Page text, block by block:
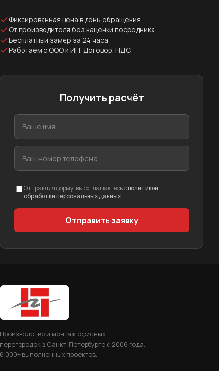
Фиксированная цена в день обращения
От производителя без наценки посредника
Бесплатный замер за 24 часа
Работаем с ООО и ИП. Договор. НДС.
Получить расчёт
Отправляя форму, вы соглашаетесь сполитикой
обработки персональных данных
Отправить заявку
Производство и монтаж офисных
перегородок в Санкт-Петербурге с 2006 года.
6 000+ выполненных проектов.